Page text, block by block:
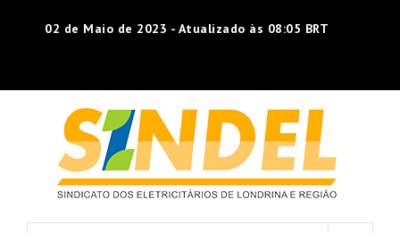
conteúdo
02 de Maio de 2023 - Atualizado às 08:05 BRT